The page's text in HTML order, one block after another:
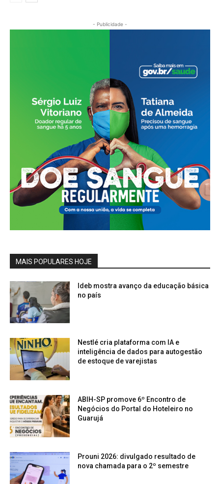
- Publicidade -
MAIS POPULARES HOJE
Ideb mostra avanço da educação básica
no país
Nestlé cria plataforma com IA e
inteligência de dados para autogestão
de estoque de varejistas
ABIH-SP promove 6º Encontro de
Negócios do Portal do Hoteleiro no
Guarujá
Prouni 2026: divulgado resultado de
nova chamada para o 2º semestre